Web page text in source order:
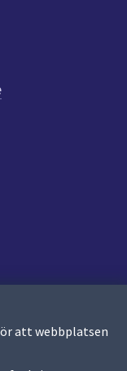
att webbplatsen